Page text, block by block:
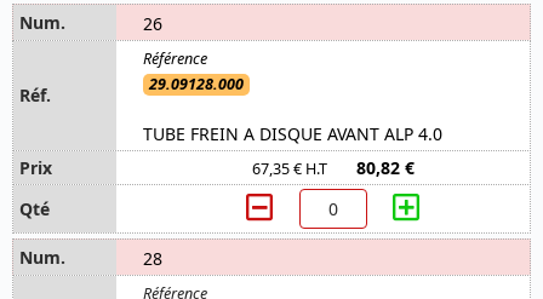
26
29.09128.000
TUBE FREIN A DISQUE AVANT ALP 4.0
67,35 € H.T 80,82 €
28